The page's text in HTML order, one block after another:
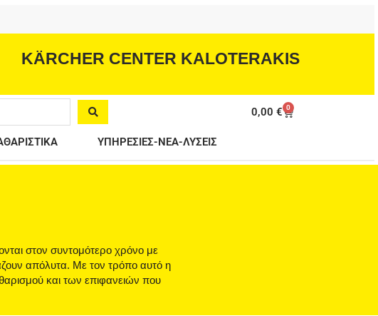
KÄRCHER CENTER KALOTERAKIS
0,00€ 0
Cart
ΥΠΗΡΕΣΙΕΣ-ΝΕΑ-ΛΥΣΕΙΣ
στον συντομότερο χρόνο με
απόλυτα. Με τον τρόπο αυτό η
και των επιφανειών που